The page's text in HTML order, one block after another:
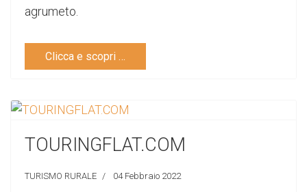
agrumeto.
Clicca e scopri …
TOURINGFLAT.COM
TURISMO RURALE 04 Febbraio 2022